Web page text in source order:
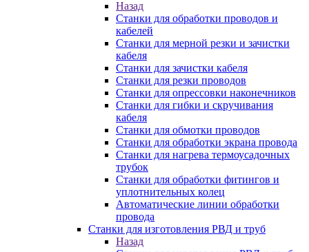
Назад
Станки для обработки проводов и
кабелей
Станки для мерной резки и зачистки
кабеля
Станки для зачистки кабеля
Станки для резки проводов
Станки для опрессовки наконечников
Станки для гибки и скручивания
кабеля
Станки для обмотки проводов
Станки для обработки экрана провода
Станки для нагрева термоусадочных
трубок
Станки для обработки фитингов и
уплотнительных колец
Автоматические линии обработки
провода
Станки для изготовления РВД и труб
Назад